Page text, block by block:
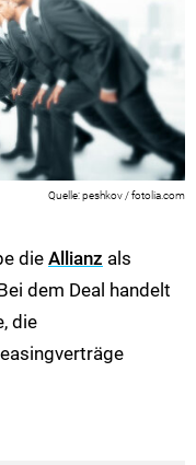
peshkov / fotolia.com
die Allianz als
dem Deal handelt
die